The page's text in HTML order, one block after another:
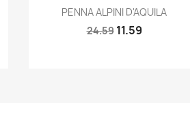
 Quick view
PENNA ALPINI D'AQUILA
24.59 11.59